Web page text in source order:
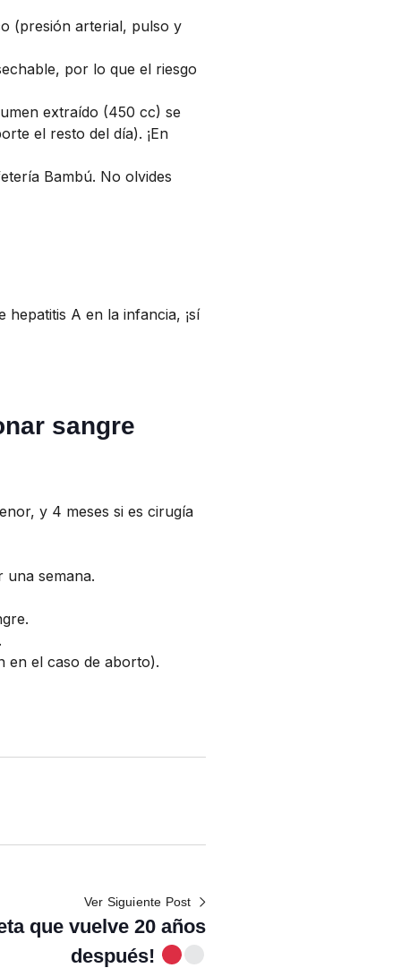
(presión arterial, pulso y
por lo que el riesgo
extraído (450 cc) se
el resto del día). ¡En
Bambú. No olvides
A en la infancia, ¡sí
sangre
y 4 meses si es cirugía
una semana.
en el caso de aborto).
Ver Siguiente Post
que vuelve 20 años
después!